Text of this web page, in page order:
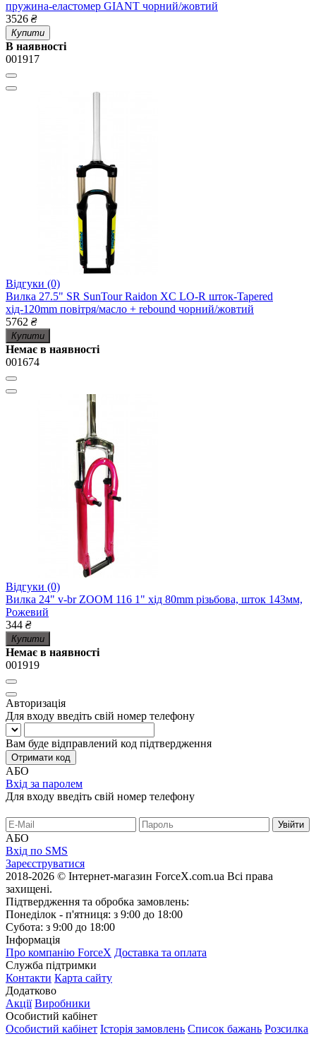
пружина-еластомер GIANT чорний/жовтий
3526 ₴
Купити
В наявності
001917
Відгуки (0)
Вилка 27.5" SR SunTour Raidon XC LO-R шток-Tapered
хід-120mm повітря/масло + rebound чорний/жовтий
5762 ₴
Купити
Немає в наявності
001674
Відгуки (0)
Вилка 24" v-br ZOOM 116 1" хід 80mm різьбова, шток 143мм,
Рожевий
344 ₴
Купити
Немає в наявності
001919
Авторизація
Для входу введіть свій номер телефону
Вам буде відправлений код підтвердження
Отримати код
АБО
Вхід за паролем
Для входу введіть свій номер телефону
АБО
Вхід по SMS
Зареєструватися
2018-2026 © Інтернет-магазин ForceX.com.ua Всі права
захищені.
Підтвердження та обробка замовлень:
Понеділок - п'ятниця: з 9:00 до 18:00
Субота: з 9:00 до 18:00
Інформація
Про компанію ForceX Доставка та оплата
Служба підтримки
Контакти Карта сайту
Додатково
Акції Виробники
Особистий кабінет
Особистий кабінет Історія замовлень Список бажань Розсилка